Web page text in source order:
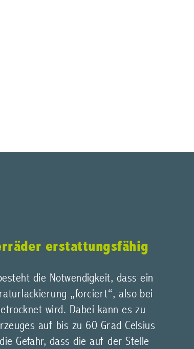
erstattungsfähig
die Notwendigkeit, dass ein
„forciert“, also bei
wird. Dabei kann es zu
auf bis zu 60 Grad Celsius
Gefahr, dass die auf der Stelle